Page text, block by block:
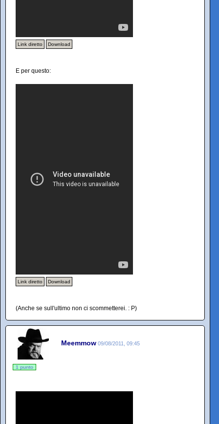
Link diretto Download
E per questo:
Link diretto Download
(Anche se sull'ultimo non ci scommetterei. : P)
Meemmow 09/08/2011, 09:45
1 punto